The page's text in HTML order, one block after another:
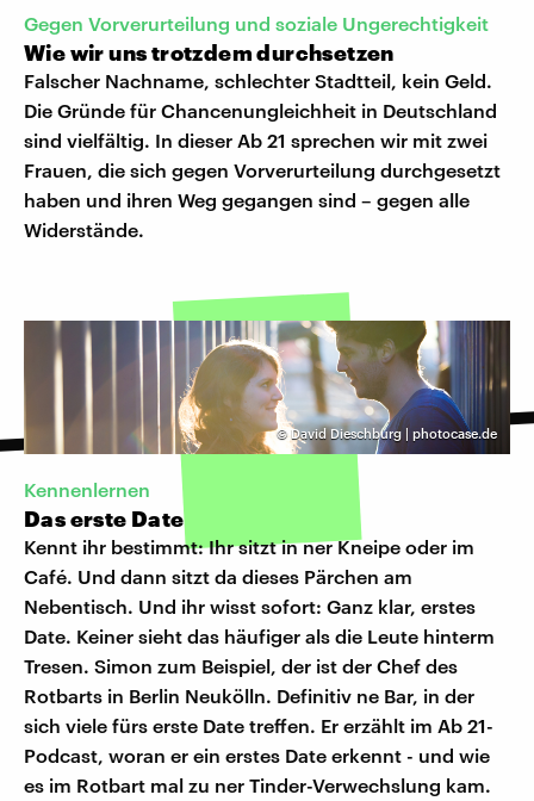
Gegen Vorverurteilung und soziale Ungerechtigkeit
Wie wir uns trotzdem durchsetzen
Falscher Nachname, schlechter Stadtteil, kein Geld.
Die Gründe für Chancenungleichheit in Deutschland
sind vielfältig. In dieser Ab 21 sprechen wir mit zwei
Frauen, die sich gegen Vorverurteilung durchgesetzt
haben und ihren Weg gegangen sind – gegen alle
Widerstände.
©David Dieschburg | photocase.de
Kennenlernen
Das erste Date
Kennt ihr bestimmt: Ihr sitzt in ner Kneipe oder im
Café. Und dann sitzt da dieses Pärchen am
Nebentisch. Und ihr wisst sofort: Ganz klar, erstes
Date. Keiner sieht das häufiger als die Leute hinterm
Tresen. Simon zum Beispiel, der ist der Chef des
Rotbarts in Berlin Neukölln. Definitiv ne Bar, in der
sich viele fürs erste Date treffen. Er erzählt im Ab 21-
Podcast, woran er ein erstes Date erkennt - und wie
es im Rotbart mal zu ner Tinder-Verwechslung kam.